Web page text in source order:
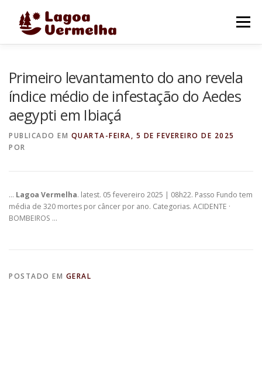
Menu
FALE CONOSCO
Primeiro levantamento do ano revela
índice médio de infestação do Aedes
aegypti em Ibiaçá
PUBLICADO EM QUARTA-FEIRA, 5 DE FEVEREIRO DE 2025
POR
… Lagoa Vermelha. latest. 05 fevereiro 2025 | 08h22. Passo Fundo tem
média de 320 mortes por câncer por ano. Categorias. ACIDENTE ·
BOMBEIROS …
POSTADO EM GERAL